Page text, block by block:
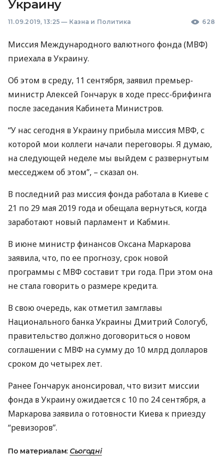
Украину
11.09.2019, 13:25 — Казна и Политика 628
Миссия Международного валютного фонда (МВФ)
приехала в Украину.
Об этом в среду, 11 сентября, заявил премьер-
министр Алексей Гончарук в ходе пресс-брифинга
после заседания Кабинета Министров.
“У нас сегодня в Украину прибыла миссия МВФ, с
которой мои коллеги начали переговоры. Я думаю,
на следующей неделе мы выйдем с развернутым
месседжем об этом”, – сказал он.
В последний раз миссия фонда работала в Киеве с
21 по 29 мая 2019 года и обещала вернуться, когда
заработают новый парламент и Кабмин.
В июне министр финансов Оксана Маркарова
заявила, что, по ее прогнозу, срок новой
программы с МВФсоставит три года. При этом она
не стала говорить о размере кредита.
В свою очередь, как отметил замглавы
Национального банка Украины Дмитрий Сологуб,
правительство должно договориться о новом
соглашении с МВФ на сумму до 10 млрд долларов
сроком до четырех лет.
Ранее Гончарук анонсировал, что визит миссии
фонда в Украину ожидается с 10 по 24 сентября, а
Маркарова заявила о готовности Киева к приезду
“ревизоров”.
По материалам: Сьогодні